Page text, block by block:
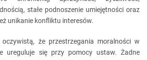
stałe podnoszenie umiejętności oraz
unikanie konfliktu interesów.
że przestrzegania moralności w
ureguluje się przy pomocy ustaw. Żadne